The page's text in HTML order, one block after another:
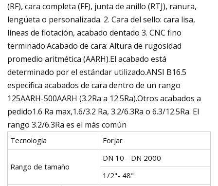
(RF), cara completa (FF), junta de anillo (RTJ), ranura,
lengüeta o personalizada. 2. Cara del sello: cara lisa,
líneas de flotación, acabado dentado 3. CNC fino
terminado.Acabado de cara: Altura de rugosidad
promedio aritmética (AARH).El acabado está
determinado por el estándar utilizado.ANSI B16.5
especifica acabados de cara dentro de un rango
125AARH-500AARH (3.2Ra a 12.5Ra).Otros acabados a
pedido1.6 Ra max,1.6/3.2 Ra, 3.2/6.3Ra o 6.3/12.5Ra. El
rango 3.2/6.3Ra es el más común
Tecnología Forjar
Rango de tamaño
DN 10 - DN 2000
1/2"- 48"